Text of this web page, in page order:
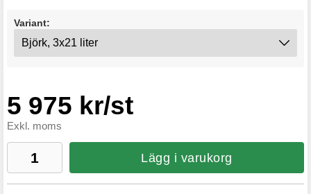
Variant:
5 975 kr/st
Exkl. moms
Lägg i varukorg